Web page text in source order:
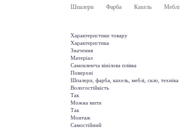
Шпалери Фарба Кахель Меблі
Характеристики товару
Характеристика
Значення
Матеріал
Самоклеюча вінілова плівка
Поверхні
Шпалери, фарба, кахель, меблі, скло, техніка
Вологостійкість
Так
Можна мити
Так
Монтаж
Самостійний